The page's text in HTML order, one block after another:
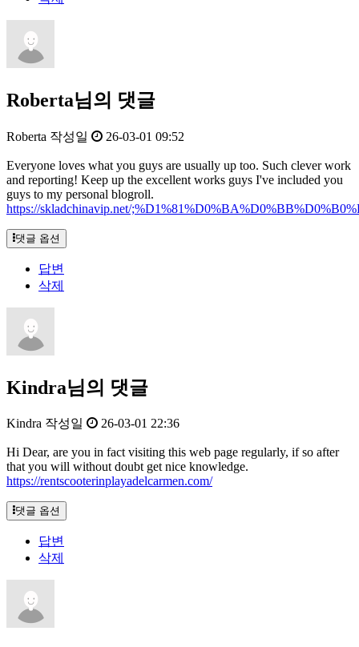
Roberta님의 댓글
Roberta 작성일 26-03-01 09:52
Everyone loves what you guys are usually up too. Such clever work
and reporting! Keep up the excellent works guys I've included you
guys to my personal blogroll.
https://skladchinavip.net/
댓글 옵션
답변
삭제
Kindra님의 댓글
Kindra 작성일 26-03-01 22:36
Hi Dear, are you in fact visiting this web page regularly, if so after
that you will without doubt get nice knowledge.
https://rentscooterinplayadelcarmen.com/
댓글 옵션
답변
삭제